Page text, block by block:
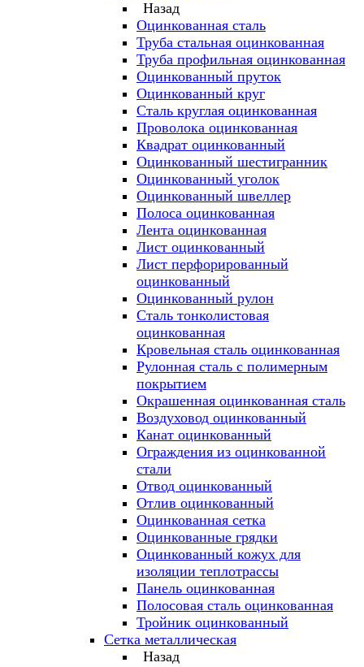
Назад
Оцинкованная сталь
Труба стальная оцинкованная
Труба профильная оцинкованная
Оцинкованный пруток
Оцинкованный круг
Сталь круглая оцинкованная
Проволока оцинкованная
Квадрат оцинкованный
Оцинкованный шестигранник
Оцинкованный уголок
Оцинкованный швеллер
Полоса оцинкованная
Лента оцинкованная
Лист оцинкованный
Лист перфорированный
оцинкованный
Оцинкованный рулон
Сталь тонколистовая
оцинкованная
Кровельная сталь оцинкованная
Рулонная сталь с полимерным
покрытием
Окрашенная оцинкованная сталь
Воздуховод оцинкованный
Канат оцинкованный
Ограждения из оцинкованной
стали
Отвод оцинкованный
Отлив оцинкованный
Оцинкованная сетка
Оцинкованные грядки
Оцинкованный кожух для
изоляции теплотрассы
Панель оцинкованная
Полосовая сталь оцинкованная
Тройник оцинкованный
Сетка металлическая
Назад